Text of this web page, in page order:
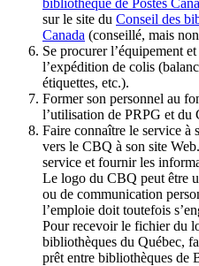
sur le site du Conseil des
Canada (conseillé, mais
Se procurer l’équipement
l’expédition de colis
étiquettes, etc.).
Former son personnel au
l’utilisation de PRPG et du
Faire connaître le service à
vers le CBQ à son site
service et fournir les
Le logo du CBQ peut être
ou de communication
l’emploie doit toutefois
Pour recevoir le fichier du
bibliothèques du Québec,
prêt entre bibliothèques de